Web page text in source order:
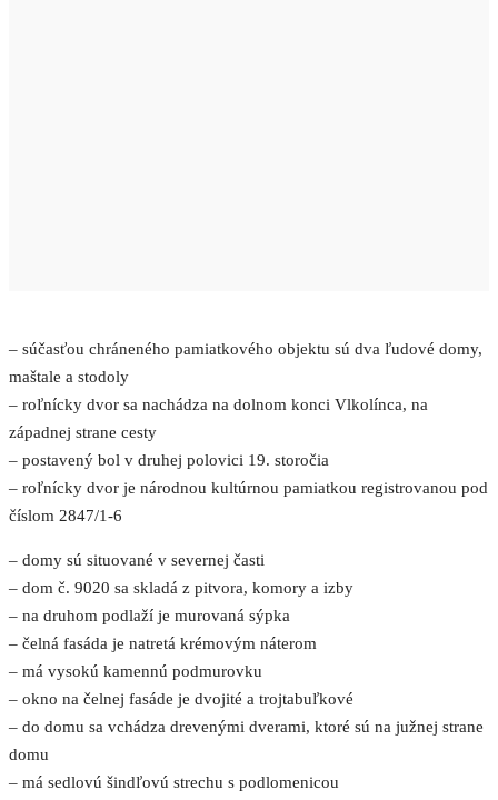
– súčasťou chráneného pamiatkového objektu sú dva ľudové domy,
maštale a stodoly
– roľnícky dvor sa nachádza na dolnom konci Vlkolínca, na
západnej strane cesty
– postavený bol v druhej polovici 19. storočia
– roľnícky dvor je národnou kultúrnou pamiatkou registrovanou pod
číslom 2847/1-6
– domy sú situované v severnej časti
– dom č. 9020 sa skladá z pitvora, komory a izby
– na druhom podlaží je murovaná sýpka
– čelná fasáda je natretá krémovým náterom
– má vysokú kamennú podmurovku
– okno na čelnej fasáde je dvojité a trojtabuľkové
– do domu sa vchádza drevenými dverami, ktoré sú na južnej strane
domu
– má sedlovú šindľovú strechu s podlomenicou